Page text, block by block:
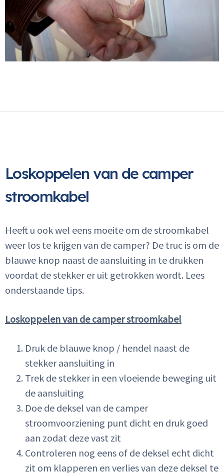
Loskoppelen van de camper
stroomkabel
Heeft u ook wel eens moeite om de stroomkabel
weer los te krijgen van de camper? De truc is om de
blauwe knop naast de aansluiting in te drukken
voordat de stekker er uit getrokken wordt. Lees
onderstaande tips.
Loskoppelen van de camper stroomkabel
Druk de blauwe knop / hendel naast de
stekker aansluiting in
Trek de stekker in een vloeiende beweging uit
de aansluiting
Doe de deksel van de camper
stroomvoorziening punt dicht en druk goed
aan zodat deze vast zit
Controleren nog eens of de deksel echt dicht
zit om klapperen en verlies van deze deksel te